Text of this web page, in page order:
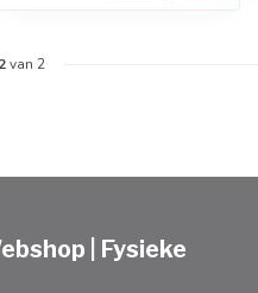
2van 2
| Fysieke